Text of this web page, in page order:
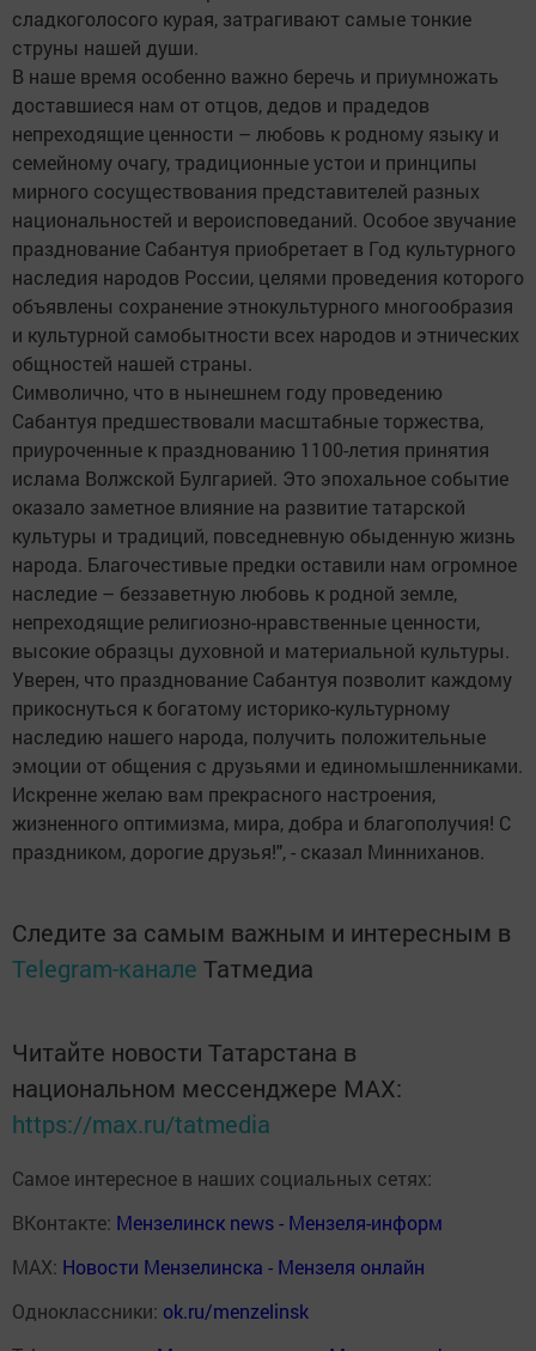
сладкоголосого курая, затрагивают самые тонкие
струны нашей души.
В наше время особенно важно беречь и приумножать
доставшиеся нам от отцов, дедов и прадедов
непреходящие ценности – любовь к родному языку и
семейному очагу, традиционные устои и принципы
мирного сосуществования представителей разных
национальностей и вероисповеданий. Особое звучание
празднование Сабантуя приобретает в Год культурного
наследия народов России, целями проведения которого
объявлены сохранение этнокультурного многообразия
и культурной самобытности всех народов и этнических
общностей нашей страны.
Символично, что в нынешнем году проведению
Сабантуя предшествовали масштабные торжества,
приуроченные к празднованию 1100-летия принятия
ислама Волжской Булгарией. Это эпохальное событие
оказало заметное влияние на развитие татарской
культуры и традиций, повседневную обыденную жизнь
народа. Благочестивые предки оставили нам огромное
наследие – беззаветную любовь к родной земле,
непреходящие религиозно-нравственные ценности,
высокие образцы духовной и материальной культуры.
Уверен, что празднование Сабантуя позволит каждому
прикоснуться к богатому историко-культурному
наследию нашего народа, получить положительные
эмоции от общения с друзьями и единомышленниками.
Искренне желаю вам прекрасного настроения,
жизненного оптимизма, мира, добра и благополучия! С
праздником, дорогие друзья!", - сказал Минниханов.
Следите за самым важным и интересным в
Telegram-канале Татмедиа
Читайте новости Татарстана в
национальном мессенджере MАХ:
https://max.ru/tatmedia
Самое интересное в наших социальных сетях:
ВКонтакте: Мензелинск news - Мензеля-информ
MAX: Новости Мензелинска - Мензеля онлайн
Одноклассники: ok.ru/menzelinsk